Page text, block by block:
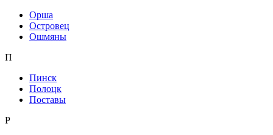
Орша
Островец
Ошмяны
П
Пинск
Полоцк
Поставы
Р